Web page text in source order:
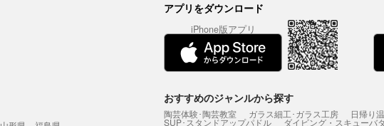
アプリをダウンロード
iPhone版アプリ
おすすめのジャンルから探す
陶芸体験･陶芸教室 ガラス細工･ガラス工房 日帰り
SUP･スタンドアップパドル ダイビング・スキューバ